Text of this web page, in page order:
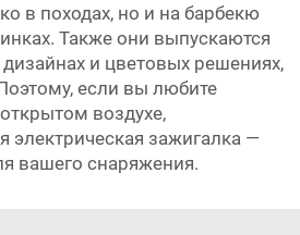
в походах, но и на барбекю
Также они выпускаются
и цветовых решениях,
если вы любите
воздухе,
электрическая зажигалка —
вашего снаряжения.